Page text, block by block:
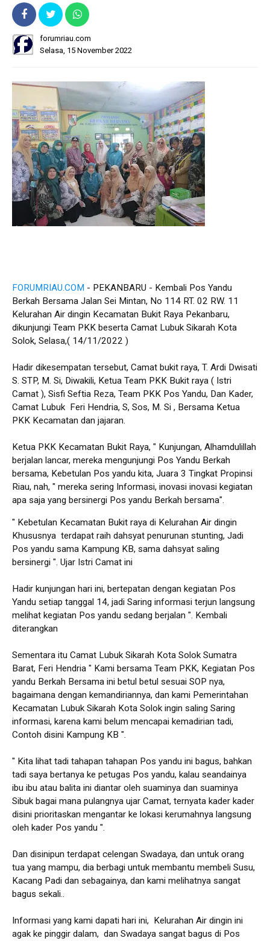
forumriau.com
Selasa, 15 November 2022
FORUMRIAU.COM - PEKANBARU - Kembali Pos Yandu
Berkah Bersama Jalan Sei Mintan, No 114 RT. 02 RW. 11
Kelurahan Air dingin Kecamatan Bukit Raya Pekanbaru,
dikunjungi Team PKK beserta Camat Lubuk Sikarah Kota
Solok, Selasa,( 14/11/2022 )
Hadir dikesempatan tersebut, Camat bukit raya, T. Ardi Dwisati
S. STP, M. Si, Diwakili, Ketua Team PKK Bukit raya ( Istri
Camat ), Sisfi Seftia Reza, Team PKK Pos Yandu, Dan Kader,
Camat Lubuk Feri Hendria, S, Sos, M. Si , Bersama Ketua
PKK Kecamatan dan jajaran.
Ketua PKK Kecamatan Bukit Raya, " Kunjungan, Alhamdulillah
berjalan lancar, mereka mengunjungi Pos Yandu Berkah
bersama, Kebetulan Pos yandu kita, Juara 3 Tingkat Propinsi
Riau, nah, " mereka sering Informasi, inovasi inovasi kegiatan
apa saja yang bersinergi Pos yandu Berkah bersama".
" Kebetulan Kecamatan Bukit raya di Kelurahan Air dingin
Khususnya terdapat raih dahsyat penurunan stunting, Jadi
Pos yandu sama Kampung KB, sama dahsyat saling
bersinergi ". Ujar Istri Camat ini
Hadir kunjungan hari ini, bertepatan dengan kegiatan Pos
Yandu setiap tanggal 14, jadi Saring informasi terjun langsung
melihat kegiatan Pos yandu sedang berjalan ". Kembali
diterangkan
Sementara itu Camat Lubuk Sikarah Kota Solok Sumatra
Barat, Feri Hendria " Kami bersama Team PKK, Kegiatan Pos
yandu Berkah Bersama ini betul betul sesuai SOP nya,
bagaimana dengan kemandiriannya, dan kami Pemerintahan
Kecamatan Lubuk Sikarah Kota Solok ingin saling Saring
informasi, karena kami belum mencapai kemadirian tadi,
Contoh disini Kampung KB ".
" Kita lihat tadi tahapan tahapan Pos yandu ini bagus, bahkan
tadi saya bertanya ke petugas Pos yandu, kalau seandainya
ibu ibu atau balita ini diantar oleh suaminya dan suaminya
Sibuk bagai mana pulangnya ujar Camat, ternyata kader kader
disini prioritaskan mengantar ke lokasi kerumahnya langsung
oleh kader Pos yandu ".
Dan disinipun terdapat celengan Swadaya, dan untuk orang
tua yang mampu, dia berbagi untuk membantu membeli Susu,
Kacang Padi dan sebagainya, dan kami melihatnya sangat
bagus sekali..
Informasi yang kami dapati hari ini, Kelurahan Air dingin ini
agak ke pinggir dalam, dan Swadaya sangat bagus di Pos